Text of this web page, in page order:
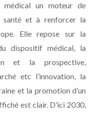
un moteur de
santé et à renforcer la
Elle repose sur la
dispositif médical, la
et la prospective,
etc l’innovation, la
et la promotion d’un
est clair. D’ici 2030,